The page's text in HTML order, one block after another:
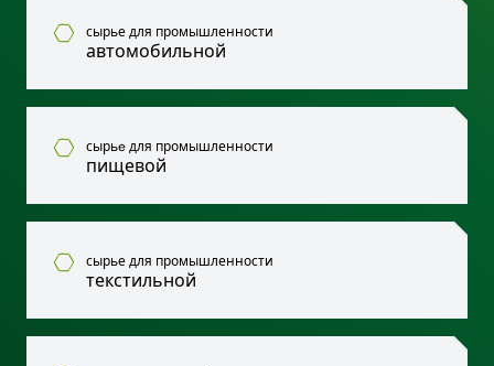
сырье для промышленности
автомобильной
сырьe для промышленности
пищевой
сырье для промышленности
текстильной